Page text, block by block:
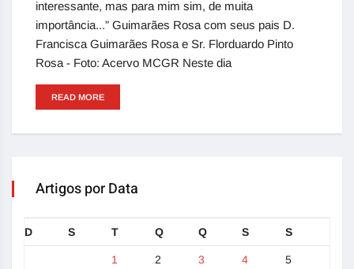
interessante, mas para mim sim, de muita
importância...” Guimarães Rosa com seus pais D.
Francisca Guimarães Rosa e Sr. Florduardo Pinto
Rosa - Foto: Acervo MCGR Neste dia
READ MORE
Artigos por Data
D S T Q Q S S
1 2 3 4 5